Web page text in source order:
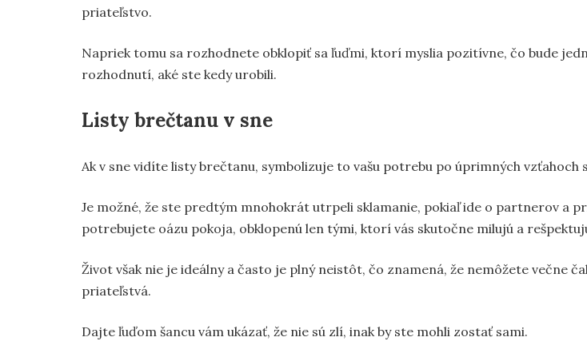
priateľstvo.
Napriek tomu sa rozhodnete obklopiť sa ľuďmi, ktorí myslia pozitívne, čo bude
rozhodnutí, aké ste kedy urobili.
Listy brečtanu v sne
Ak v sne vidíte listy brečtanu, symbolizuje to vašu potrebu po úprimných vzťahoch
Je možné, že ste predtým mnohokrát utrpeli sklamanie, pokiaľ ide o partnerov a
potrebujete oázu pokoja, obklopenú len tými, ktorí vás skutočne milujú a
Život však nie je ideálny a často je plný neistôt, čo znamená, že nemôžete večne
priateľstvá.
Dajte ľuďom šancu vám ukázať, že nie sú zlí, inak by ste mohli zostať sami.